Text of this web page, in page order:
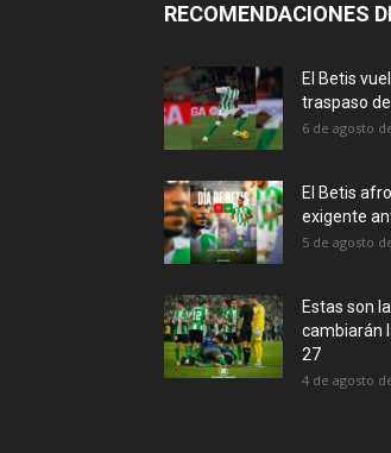
RECOMENDACIONES
El Betis
traspaso
6 de agosto
El Betis
exigente
5 de agosto
Estas son
cambiarán
27
4 de agosto